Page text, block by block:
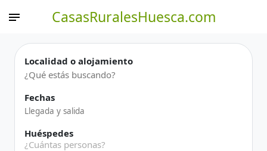
CasasRuralesHuesca.com
Localidad o alojamiento
Fechas
Huéspedes
¿Cuántas personas?